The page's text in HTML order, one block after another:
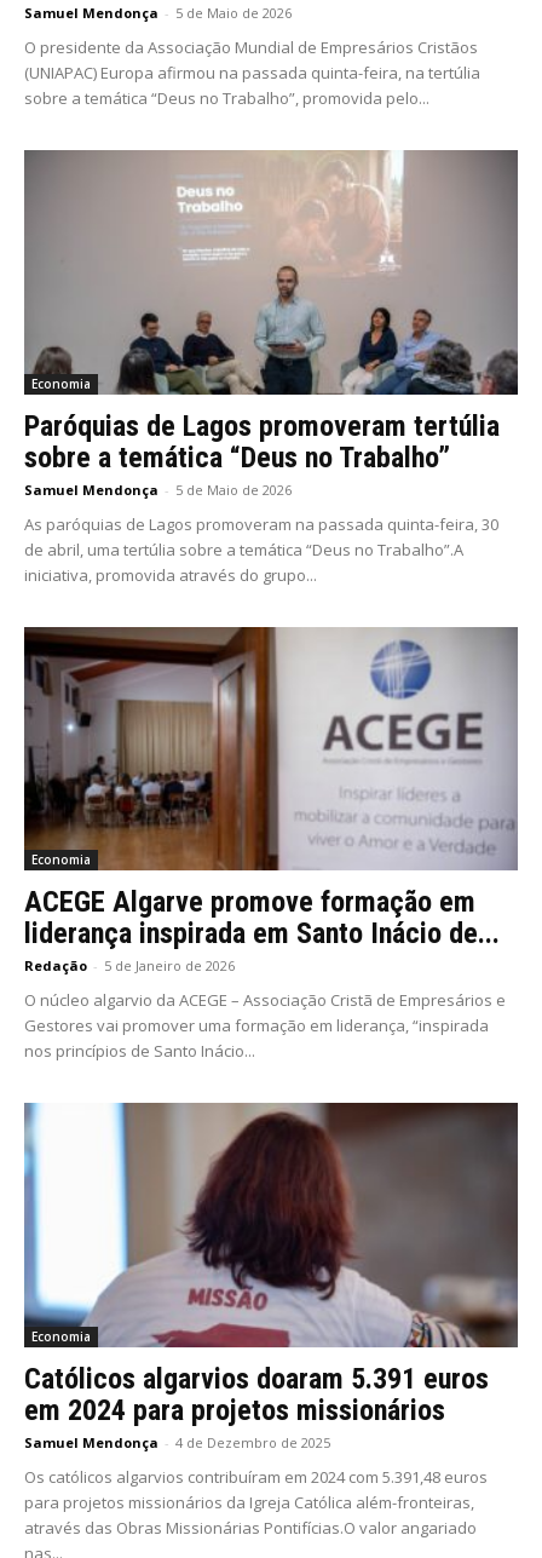
Samuel Mendonça - 5 de Maio de 2026
O presidente da Associação Mundial de Empresários Cristãos
(UNIAPAC) Europa afirmou na passada quinta-feira, na tertúlia
sobre a temática “Deus no Trabalho”, promovida pelo...
Economia
Paróquias de Lagos promoveram tertúlia
sobre a temática “Deus no Trabalho”
Samuel Mendonça - 5 de Maio de 2026
As paróquias de Lagos promoveram na passada quinta-feira, 30
de abril, uma tertúlia sobre a temática “Deus no Trabalho”.A
iniciativa, promovida através do grupo...
Economia
ACEGE Algarve promove formação em
liderança inspirada em Santo Inácio de...
Redação - 5 de Janeiro de 2026
O núcleo algarvio da ACEGE – Associação Cristã de Empresários e
Gestores vai promover uma formação em liderança, “inspirada
nos princípios de Santo Inácio...
Economia
Católicos algarvios doaram 5.391 euros
em 2024 para projetos missionários
Samuel Mendonça - 4 de Dezembro de 2025
Os católicos algarvios contribuíram em 2024 com 5.391,48 euros
para projetos missionários da Igreja Católica além-fronteiras,
através das Obras Missionárias Pontifícias.O valor angariado
nas...